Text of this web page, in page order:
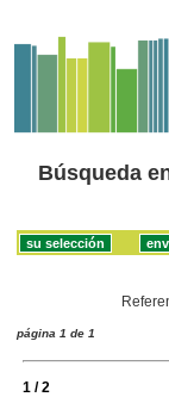
Búsqueda
página 1 de 1
1 / 2